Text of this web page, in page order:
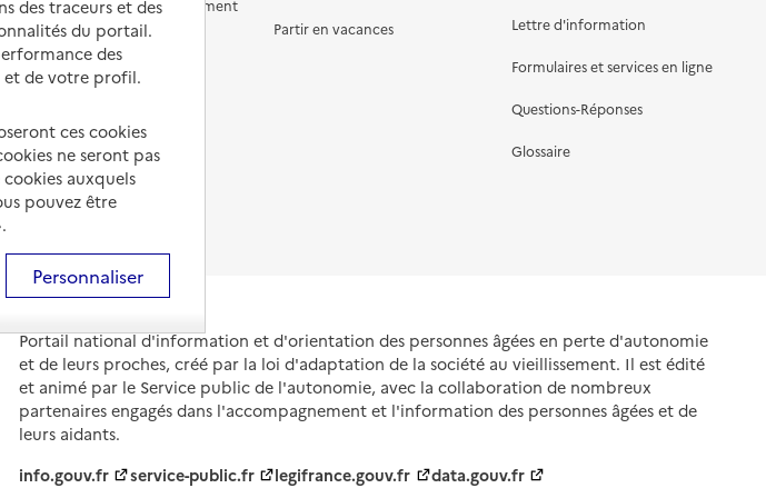
Prévention, accompagnement
et soins
Comprendre les prix en
EHPAD
Droits en EHPAD
Fin de vie en EHPAD
Partir en vacances Lettre d'information
Formulaires et services en ligne
Questions-Réponses
Glossaire
Portail national d'information et d'orientation des personnes âgées en perte d'autonomie
et de leurs proches, créé par la loi d'adaptation de la société au vieillissement. Il est édité
et animé par le Service public de l'autonomie, avec la collaboration de nombreux
partenaires engagés dans l'accompagnement et l'information des personnes âgées et de
leurs aidants.
info.gouv.fr
service-public.fr legifrance.gouv.fr data.gouv.fr
des traceurs et des
du portail.
des
et de votre profil.
ces cookies
ne seront pas
auxquels
pouvez être
Personnaliser